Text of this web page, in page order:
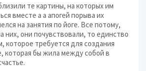
те картины, на которых им
вместе а а апогей порыва их
на занятия по йоге. Все потому,
них, они почувствовали, то единство
которое требуется для создания
которая бы жила между собой в